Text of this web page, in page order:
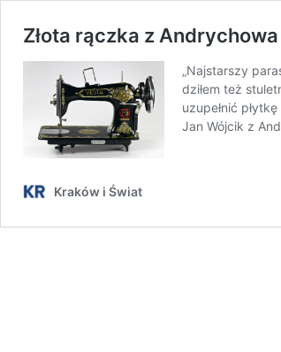
Złota rączka z Andrychowa
„Najstarszy
dziłem też
uzupełnić
Jan Wójcik z
Kraków i Świat